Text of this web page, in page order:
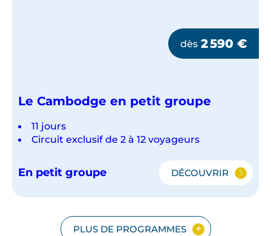
dès 2 590 €
Le Cambodge en petit groupe
11 jours
Circuit exclusif de 2 à 12 voyageurs
En petit groupe DÉCOUVRIR
LE
CAMBODGE
PETIT
GROUPE
PLUS DE PROGRAMMES